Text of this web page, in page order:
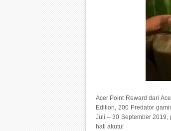
Acer Point Reward dari
Edition, 200 Predator
Juli – 30 September 2019,
hati akutu!